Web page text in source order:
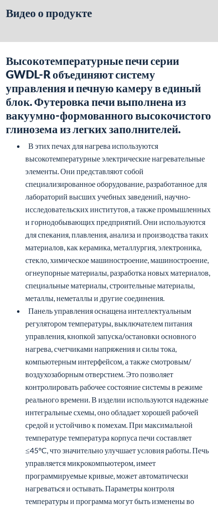
Видео о продукте
Высокотемпературные печи серии
GWDL-R объединяют систему
управления и печную камеру в единый
блок. Футеровка печи выполнена из
вакуумно-формованного высокочистого
глинозема из легких заполнителей.
В этих печах для нагрева используются
высокотемпературные электрические нагревательные
элементы. Они представляют собой
специализированное оборудование, разработанное для
лабораторий высших учебных заведений, научно-
исследовательских институтов, а также промышленных
и горнодобывающих предприятий. Они используются
для спекания, плавления, анализа и производства таких
материалов, как керамика, металлургия, электроника,
стекло, химическое машиностроение, машиностроение,
огнеупорные материалы, разработка новых материалов,
специальные материалы, строительные материалы,
металлы, неметаллы и другие соединения.
Панель управления оснащена интеллектуальным
регулятором температуры, выключателем питания
управления, кнопкой запуска/остановки основного
нагрева, счетчиками напряжения и силы тока,
компьютерным интерфейсом, а также смотровым/
воздухозаборным отверстием. Это позволяет
контролировать рабочее состояние системы в режиме
реального времени. В изделии используются надежные
интегральные схемы, оно обладает хорошей рабочей
средой и устойчиво к помехам. При максимальной
температуре температура корпуса печи составляет
≤45°C, что значительно улучшает условия работы. Печь
управляется микрокомпьютером, имеет
программируемые кривые, может автоматически
нагреваться и остывать. Параметры контроля
температуры и программа могут быть изменены во